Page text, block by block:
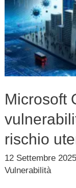
Microsoft
rischio
12 Settembre
Vulnerabilità
attacco:
vulnerabilità
critiche
mettono
a
utenti
e
aziende